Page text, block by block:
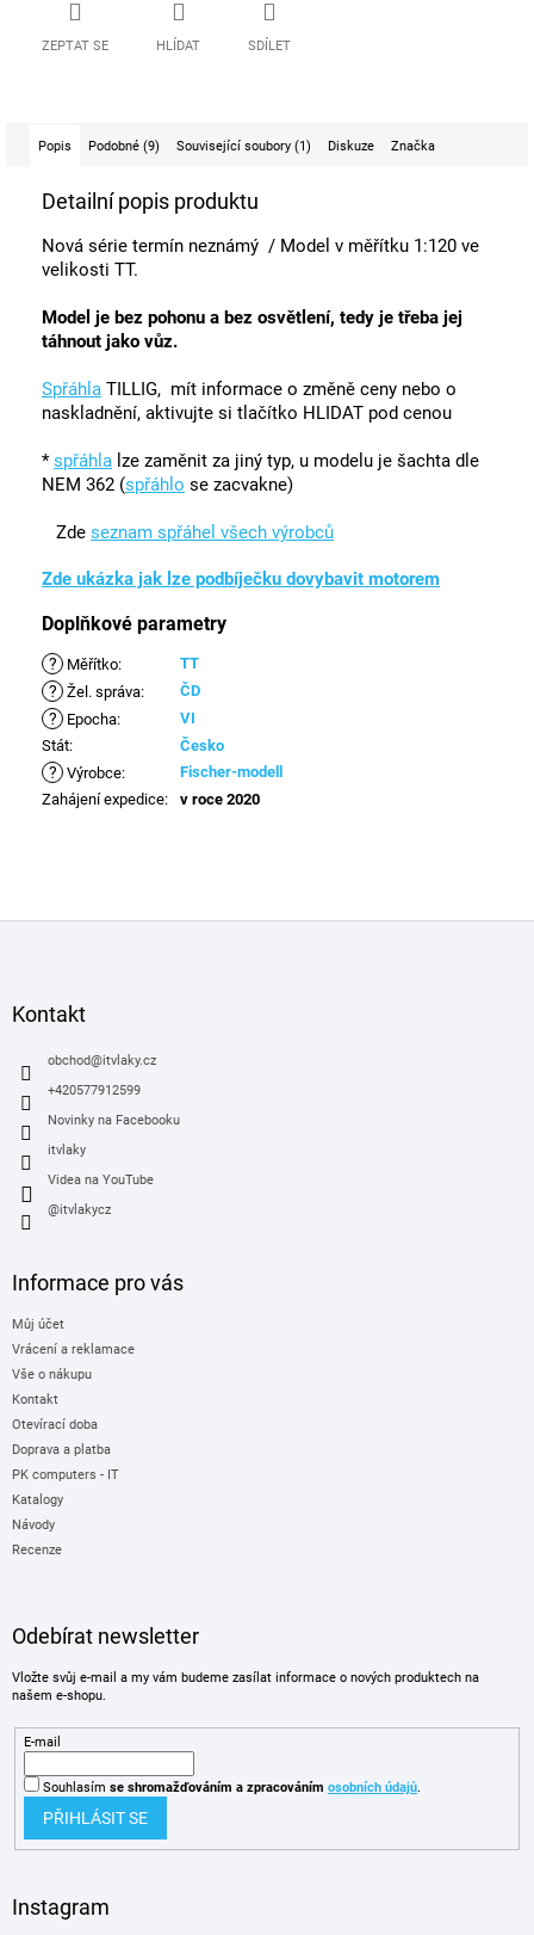
ZEPTAT SE HLÍDAT SDÍLET
Popis Podobné (9) Související soubory (1) Diskuze Značka
Detailní popis produktu
Nová série termín neznámý / Model v měřítku 1:120 ve
velikosti TT.
Model je bez pohonu a bez osvětlení, tedy je třeba jej
táhnout jako vůz.
Spřáhla TILLIG, mít informace o změně ceny nebo o
naskladnění, aktivujte si tlačítko HLIDAT pod cenou
*spřáhla lze zaměnit za jiný typ, u modelu je šachta dle
NEM 362 (spřáhlo se zacvakne)
Zde seznam spřáhel všech výrobců
Zde ukázka jak lze podbíječku dovybavit motorem
Doplňkové parametry
? Měřítko: TT
? Žel. správa: ČD
? Epocha:
VI
Stát: Česko
? Výrobce:
Fischer-modell
Zahájení expedice: v roce 2020
Kontakt
obchod@itvlaky.cz
+420577912599
Novinky na Facebooku
itvlaky
Videa na YouTube
@itvlakycz
Informace pro vás
Můj účet
Vrácení a reklamace
Vše o nákupu
Kontakt
Otevírací doba
Doprava a platba
PK computers - IT
Katalogy
Návody
Recenze
Odebírat newsletter
Vložte svůj e-mail a my vám budeme zasílat informace o nových produktech na
našem e-shopu.
E-mail
Souhlasím se shromažďováním a zpracováním osobních údajů.
PŘIHLÁSIT SE
Instagram